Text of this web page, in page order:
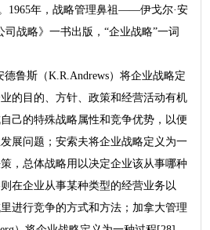
1965年，战略管理鼻祖——伊戈尔·安
战略》一书出版，“企业战略”一词
鲁斯（K.R.Andrews）将企业战略定
的目的、方针、政策和经营活动有机
己的特殊战略属性和竞争优势，以便
展问题；安索夫将企业战略定义为一
，总体战略用以决定企业该从事哪种
在企业从事某种类型的经营业务以
进行竞争的方式和方法；加拿大管理